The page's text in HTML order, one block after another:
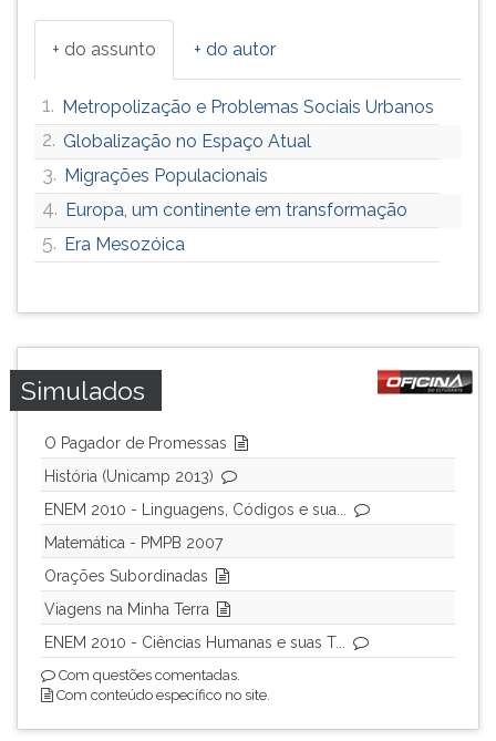
+ do assunto + do autor
1. Metropolização e Problemas Sociais Urbanos
2. Globalização no Espaço Atual
3. Migrações Populacionais
4. Europa, um continente em transformação
5. Era Mesozóica
Simulados
O Pagador de Promessas
História (Unicamp 2013)
ENEM 2010 - Linguagens, Códigos e sua...
Matemática - PMPB 2007
Orações Subordinadas
Viagens na Minha Terra
ENEM 2010 - Ciências Humanas e suas T...
Com questões comentadas.
Com conteúdo específico no site.